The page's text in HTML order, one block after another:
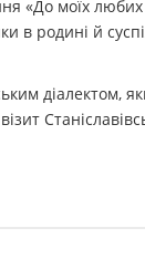
«До моїх любих
в родині й
діалектом,